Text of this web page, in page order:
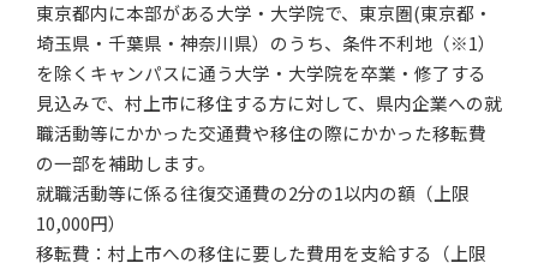
東京都内に本部がある大学・大学院で、東京圏(東京都・
埼玉県・千葉県・神奈川県）のうち、条件不利地（※1）
を除くキャンパスに通う大学・大学院を卒業・修了する
見込みで、村上市に移住する方に対して、県内企業への就
職活動等にかかった交通費や移住の際にかかった移転費
の一部を補助します。
就職活動等に係る往復交通費の2分の1以内の額（上限
10,000円）
移転費：村上市への移住に要した費用を支給する（上限